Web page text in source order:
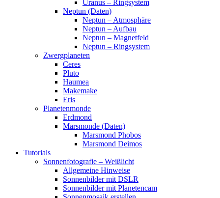
Uranus – Ringsystem
Neptun (Daten)
Neptun – Atmosphäre
Neptun – Aufbau
Neptun – Magnetfeld
Neptun – Ringsystem
Zwergplaneten
Ceres
Pluto
Haumea
Makemake
Eris
Planetenmonde
Erdmond
Marsmonde (Daten)
Marsmond Phobos
Marsmond Deimos
Tutorials
Sonnenfotografie – Weißlicht
Allgemeine Hinweise
Sonnenbilder mit DSLR
Sonnenbilder mit Planetencam